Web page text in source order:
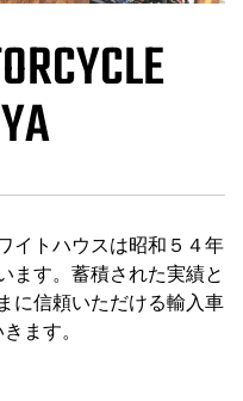
イトハウスは昭和５４年
ます。蓄積された実績と
に信頼いただける輸入車
ます。